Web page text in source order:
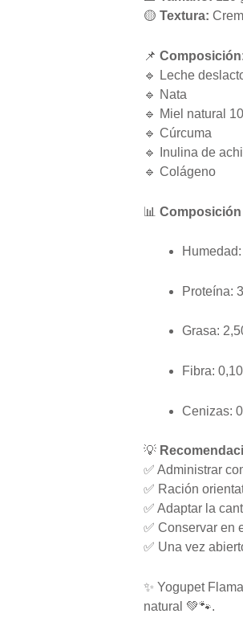
🟡 Textura:
📌 Composición:
🔹 Leche
🔹 Nata
🔹 Miel natural
🔹 Cúrcuma
🔹 Inulina de
🔹 Colágeno
📊
Proteína:
Grasa:
Fibra:
Cenizas:
💡
✅ Administrar
✅ Ración
✅ Adaptar la
✅ Conservar en
✅ Una vez
✨ Yogupet
natural 💚🐾.